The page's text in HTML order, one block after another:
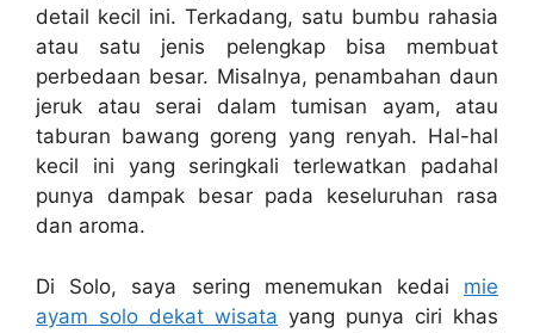
detail kecil ini. Terkadang, satu bumbu rahasia
atau satu jenis pelengkap bisa membuat
perbedaan besar. Misalnya, penambahan daun
jeruk atau serai dalam tumisan ayam, atau
taburan bawang goreng yang renyah. Hal-hal
kecil ini yang seringkali terlewatkan padahal
punya dampak besar pada keseluruhan rasa
dan aroma.
Di Solo, saya sering menemukan kedai mie
ayam solo dekat wisata yang punya ciri khas